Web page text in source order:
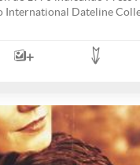
International Dateline